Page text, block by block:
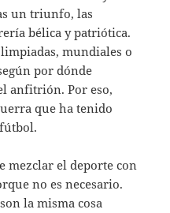
un triunfo, las
bélica y patriótica.
mundiales o
por dónde
anfitrión. Por eso,
que ha tenido
mezclar el deporte con
no es necesario.
la misma cosa